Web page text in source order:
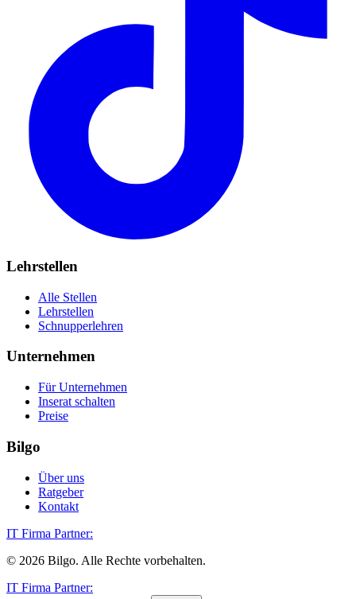
Lehrstellen
Alle Stellen
Lehrstellen
Schnupperlehren
Unternehmen
Für Unternehmen
Inserat schalten
Preise
Bilgo
Über uns
Ratgeber
Kontakt
IT Firma Partner:
© 2026 Bilgo. Alle Rechte vorbehalten.
IT Firma Partner: